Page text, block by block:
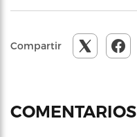
Compartir
COMENTARIOS